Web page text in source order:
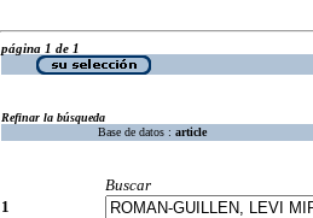
página 1 de 1
Refinar la búsqueda
Base de datos : article
Buscar
1